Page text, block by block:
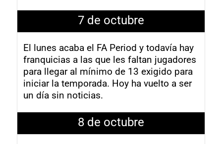
7 de octubre
El lunes acaba el FA Period y todavía hay
franquicias a las que les faltan jugadores
para llegar al mínimo de 13 exigido para
iniciar la temporada. Hoy ha vuelto a ser
un día sin noticias.
8 de octubre